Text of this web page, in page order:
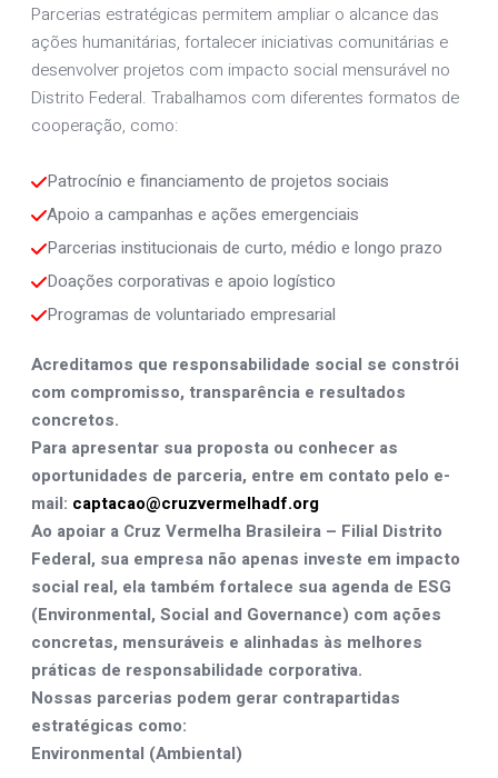
Parcerias estratégicas permitem ampliar o alcance das
ações humanitárias, fortalecer iniciativas comunitárias e
desenvolver projetos com impacto social mensurável no
Distrito Federal. Trabalhamos com diferentes formatos de
cooperação, como:
Patrocínio e financiamento de projetos sociais
Apoio a campanhas e ações emergenciais
Parcerias institucionais de curto, médio e longo prazo
Doações corporativas e apoio logístico
Programas de voluntariado empresarial
Acreditamos que responsabilidade social se constrói
com compromisso, transparência e resultados
concretos.
Para apresentar sua proposta ou conhecer as
oportunidades de parceria, entre em contato pelo e-
mail: captacao@cruzvermelhadf.org
Ao apoiar a Cruz Vermelha Brasileira – Filial Distrito
Federal, sua empresa não apenas investe em impacto
social real, ela também fortalece sua agenda de ESG
(Environmental, Social and Governance) com ações
concretas, mensuráveis e alinhadas às melhores
práticas de responsabilidade corporativa.
Nossas parcerias podem gerar contrapartidas
estratégicas como:
Environmental (Ambiental)